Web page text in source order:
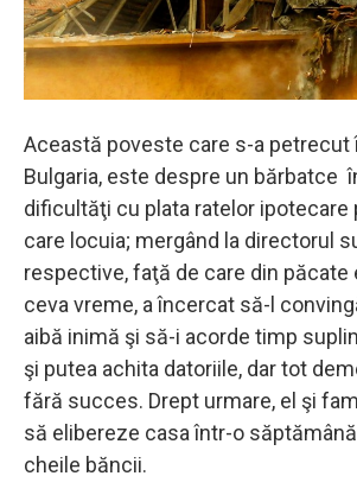
Această poveste care s-a petrecut
Bulgaria, este despre un bărbatce
dificultăţi cu plata ratelor ipotecare
care locuia; mergând la directorul
respective, faţă de care din păcate
ceva vreme, a încercat să-l
aibă inimă şi să-i acorde timp
şi putea achita datoriile, dar tot
fără succes. Drept urmare, el şi
să elibereze casa într-o
cheile băncii.